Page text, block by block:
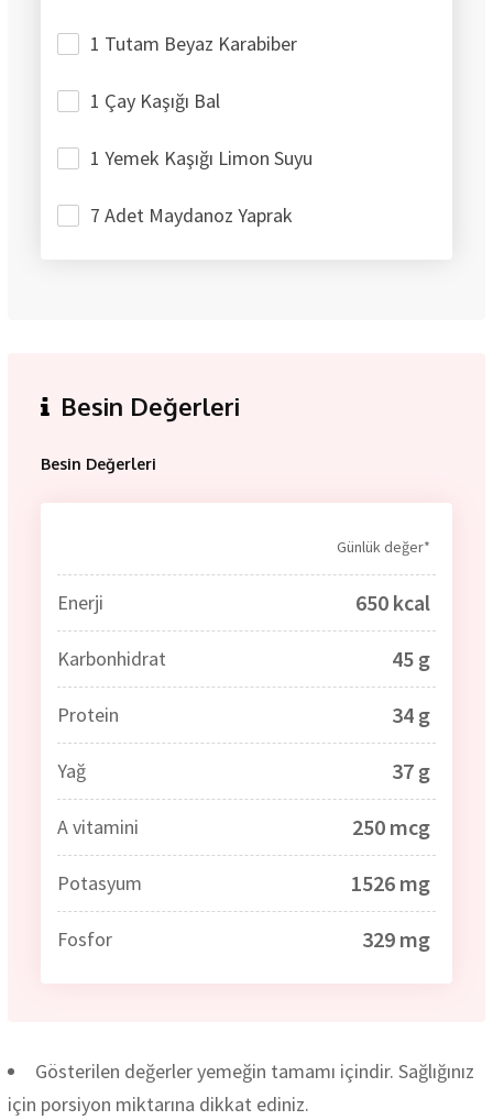
1 Tutam Beyaz Karabiber
1 Çay Kaşığı Bal
1 Yemek Kaşığı Limon Suyu
7 Adet Maydanoz Yaprak
Besin Değerleri
Besin Değerleri
Günlük değer*
Enerji 650 kcal
Karbonhidrat 45 g
Protein 34 g
Yağ 37 g
A vitamini 250 mcg
Potasyum 1526 mg
Fosfor 329 mg
Gösterilen değerler yemeğin tamamı içindir. Sağlığınız
için porsiyon miktarına dikkat ediniz.